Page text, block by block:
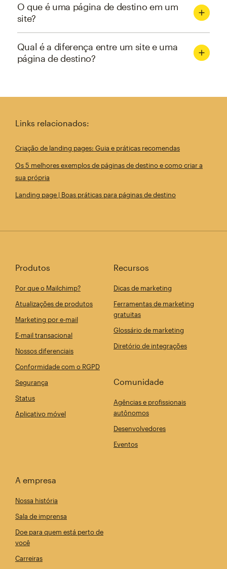
O que é uma página de destino em um
site?
Qual é a diferença entre um site e uma
página de destino?
Links relacionados:
Criação de landing pages: Guia e práticas recomendas
Os 5 melhores exemplos de páginas de destino e como criar a
sua própria
Landing page | Boas práticas para páginas de destino
Produtos
Por que o Mailchimp?
Atualizações de produtos
Marketing por e-mail
E-mail transacional
Nossos diferenciais
Conformidade com o RGPD
Segurança
Status
Aplicativo móvel
Recursos
Dicas de marketing
Ferramentas de marketing
gratuitas
Glossário de marketing
Diretório de integrações
Comunidade
Agências e profissionais
autônomos
Desenvolvedores
Eventos
A empresa
Nossa história
Sala de imprensa
Doe para quem está perto de
você
Carreiras